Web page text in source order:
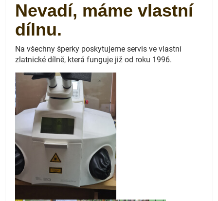
Nevadí, máme vlastní
dílnu.
Na všechny šperky poskytujeme servis ve vlastní
zlatnické dílně, která funguje již od roku 1996.